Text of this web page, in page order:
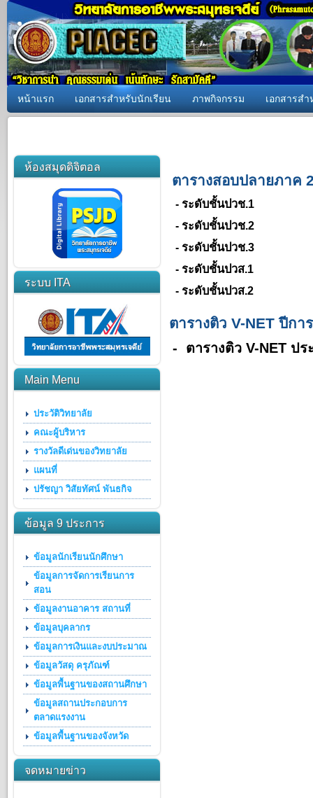
หน้าแรก เอกสารสำหรับนักเรียน ภาพกิจกรรม เอกสารส
ห้องสมุดดิจิตอล
ระบบ ITA
Main Menu
ประวัติวิทยาลัย
คณะผู้บริหาร
รางวัลดีเด่นของวิทยาลัย
แผนที่
ปรัชญา วิสัยทัศน์ พันธกิจ
ข้อมูล 9 ประการ
ข้อมูลนักเรียนนักศึกษา
ข้อมูลการจัดการเรียนการ
สอน
ข้อมูลงานอาคาร สถานที่
ข้อมูลบุคลากร
ข้อมูลการเงินและงบประมาณ
ข้อมูลวัสดุ ครุภัณฑ์
ข้อมูลพื้นฐานของสถานศึกษา
ข้อมูลสถานประกอบการ
ตลาดแรงงาน
ข้อมูลพื้นฐานของจังหวัด
จดหมายข่าว
ตารางสอบปลายภาค
- ระดับชั้นปวช.1
- ระดับชั้นปวช.2
- ระดับชั้นปวช.3
- ระดับชั้นปวส.1
- ระดับชั้นปวส.2
ตารางติว V-NET ปีก
- ตารางติว V-NET ป